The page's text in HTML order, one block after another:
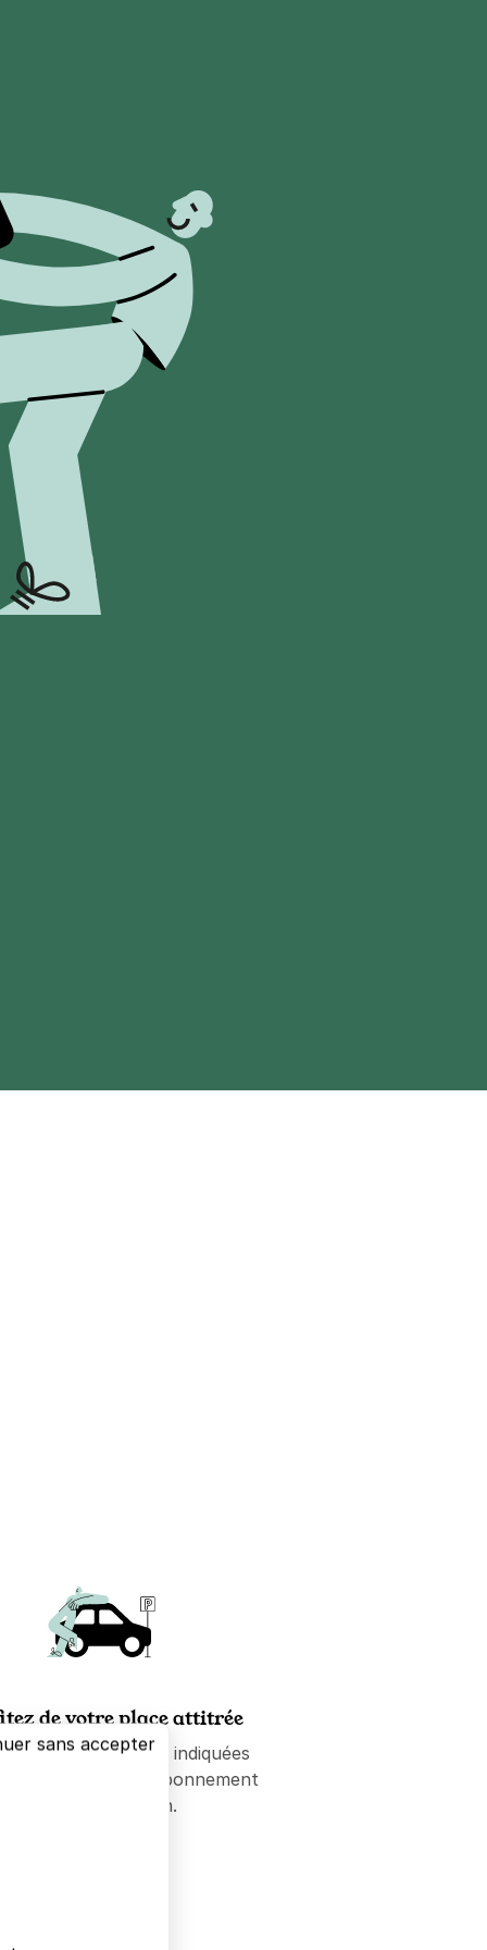
de votre place attitrée
vous sur les places indiquées
la confirmation d'abonnement
ou de réservation.
sans accepter